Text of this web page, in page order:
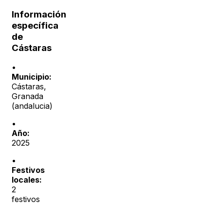
Información
específica
de
Cástaras
•
Municipio:
Cástaras,
Granada
(andalucia)
•
Año:
2025
•
Festivos
locales:
2
festivos